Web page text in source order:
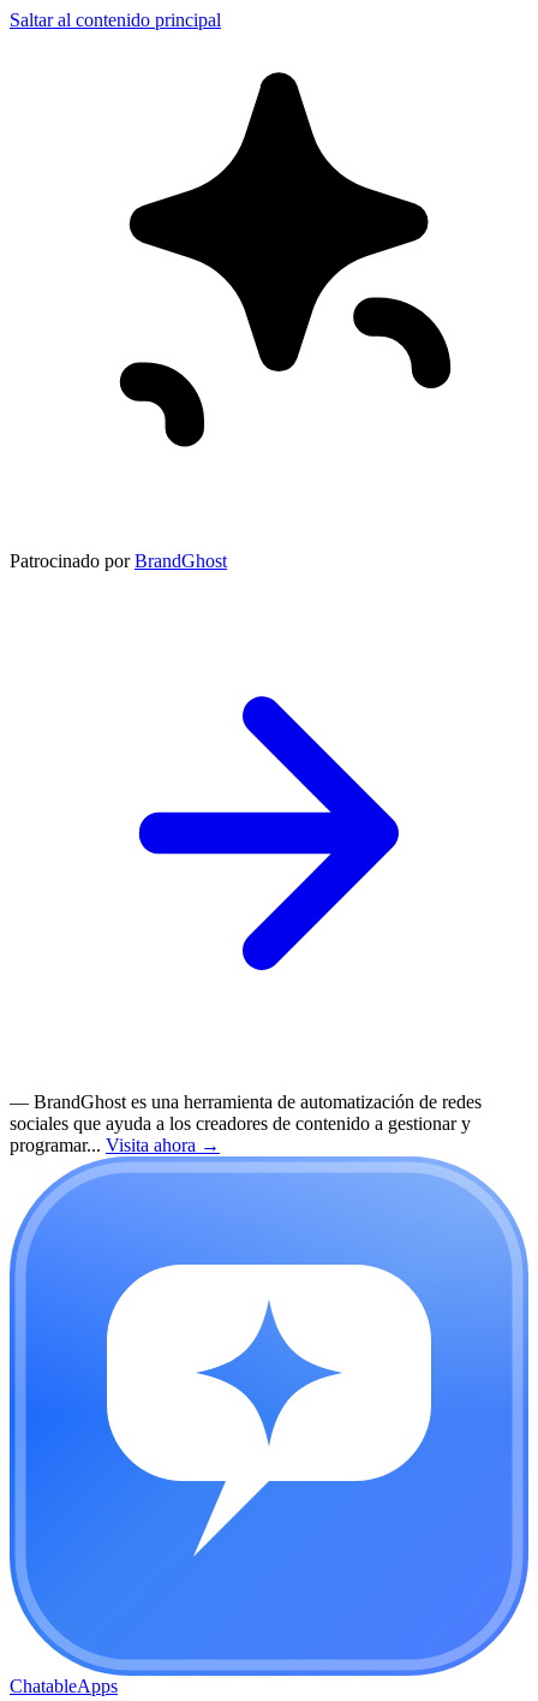
Saltar al contenido principal
Patrocinado por BrandGhost
— BrandGhost es una herramienta de automatización de redes
sociales que ayuda a los creadores de contenido a gestionar y
programar... Visita ahora →
ChatableApps